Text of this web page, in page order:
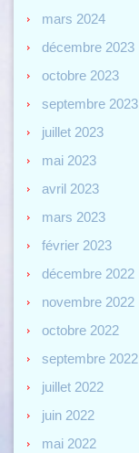
mars 2024
décembre 2023
octobre 2023
septembre 2023
juillet 2023
mai 2023
avril 2023
mars 2023
février 2023
décembre 2022
novembre 2022
octobre 2022
septembre 2022
juillet 2022
juin 2022
mai 2022